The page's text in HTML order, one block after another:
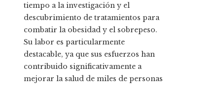
tiempo a la investigación y el
descubrimiento de tratamientos para
combatir la obesidad y el sobrepeso.
Su labor es particularmente
destacable, ya que sus esfuerzos han
contribuido significativamente a
mejorar la salud de miles de personas